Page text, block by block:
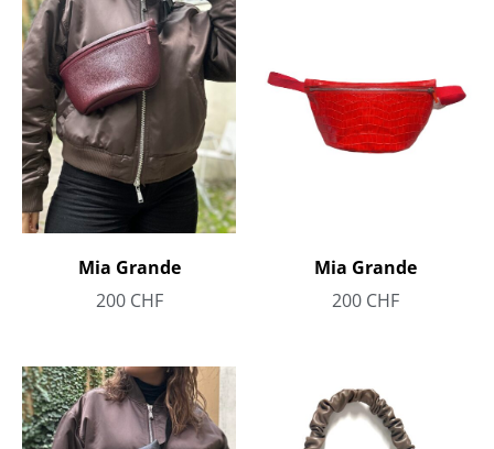
Mia Grande
200 CHF
Mia Grande
200 CHF